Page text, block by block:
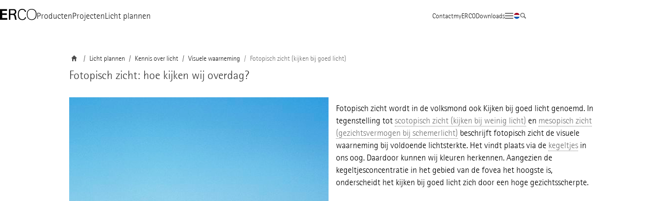
ProductenProjectenLicht plannen ContactmyERCODownloads
Licht plannen Kennis over licht Visuele waarneming Fotopisch zicht (kijken bij goed licht)
Fotopisch zicht: hoe kijken wij overdag?
Fotopisch zicht wordt in de volksmond ook Kijken bij goed licht genoemd. In
tegenstelling totscotopisch zicht (kijken bij weinig licht) en mesopisch zicht
(gezichtsvermogen bij schemerlicht) beschrijft fotopisch zicht de visuele
waarneming bij voldoende lichtsterkte. Het vindt plaats via de kegeltjesin
ons oog. Daardoor kunnen wij kleuren herkennen. Aangezien de
kegeltjesconcentratie in het gebied van de fovea het hoogste is,
onderscheidt het kijken bij goed licht zich door een hoge gezichtsscherpte.